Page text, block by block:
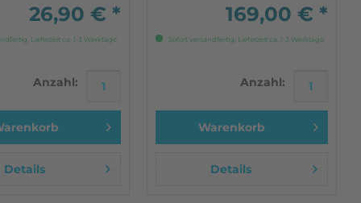
26,90 € *
Lieferzeit ca. 1-3 Werktage
Anzahl:
Details
169,00 € *
Sofort versandfertig, Lieferzeit ca. 1-3 Werktage
Anzahl:
Warenkorb
Details